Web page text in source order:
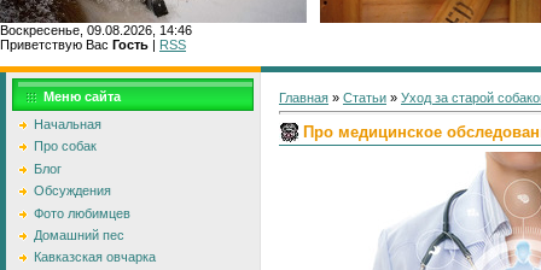
Воскресенье, 09.08.2026, 14:46
Приветствую Вас Гость | RSS
Меню сайта
Начальная
Про собак
Блог
Обсуждения
Фото любимцев
Домашний пес
Кавказская овчарка
Главная » Статьи » Уход за старой
Про медицинское